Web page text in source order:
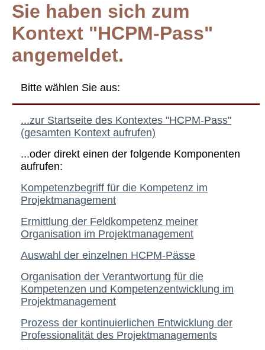
Sie haben sich zum
Kontext "HCPM-Pass"
angemeldet.
Bitte wählen Sie aus:
...zur Startseite des Kontextes "HCPM-Pass"
(gesamten Kontext aufrufen)
...oder direkt einen der folgende Komponenten
aufrufen:
Kompetenzbegriff für die Kompetenz im
Projektmanagement
Ermittlung der Feldkompetenz meiner
Organisation im Projektmanagement
Auswahl der einzelnen HCPM-Pässe
Organisation der Verantwortung für die
Kompetenzen und Kompetenzentwicklung im
Projektmanagement
Prozess der kontinuierlichen Entwicklung der
Professionalität des Projektmanagements